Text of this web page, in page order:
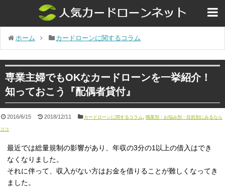
ホーム カードローンに関するコラム
専業主婦でもOKなカードローンを一挙紹介！
知っておこう『配偶者貸付』
2016/6/15 2018/12/11 カードローンに関するコラム 職業別・お悩み別・目的別にみるなら
ココ
最近では総量規制の影響があり、年収の3分の1以上の借入はでき
なくなりました。
それに伴って、収入がない方はお金を借りることが難しくなってき
ました。